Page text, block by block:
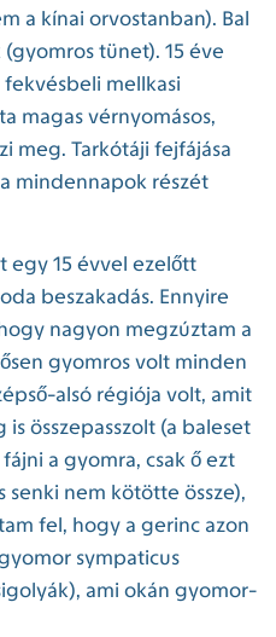
a kínai orvostanban). Bal
tünet). 15 éve
mellkasi
magas vérnyomásos,
meg. Tarkótáji fejfájása
mindennapok részét
egy 15 évvel ezelőtt
beszakadás. Ennyire
nagyon megzúztam a
gyomros volt minden
alsó régiója volt, amit
összepasszolt (a baleset
a gyomra, csak ő ezt
nem kötötte össze),
fel, hogy a gerinc azon
sympaticus
ami okán gyomor-